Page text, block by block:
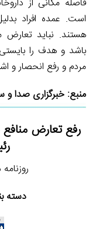
فاصله مکانی از
است. عمده افراد
هستند. نباید تعارض
باشد و هدف را
مردم و رفع انحصار و
منبع: خبرگزاری صدا و
رفع تعارض
روزنامه
دسته